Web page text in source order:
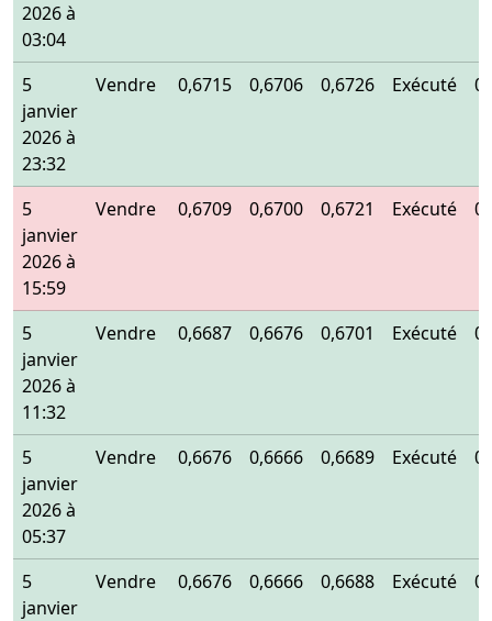
2026 à
03:04
5
janvier
2026 à
23:32
Vendre 0,6715 0,6706 0,6726 Exécuté
5
janvier
2026 à
15:59
Vendre 0,6709 0,6700 0,6721 Exécuté
5
janvier
2026 à
11:32
Vendre 0,6687 0,6676 0,6701 Exécuté
5
janvier
2026 à
05:37
Vendre 0,6676 0,6666 0,6689 Exécuté
5
janvier
Vendre 0,6676 0,6666 0,6688 Exécuté